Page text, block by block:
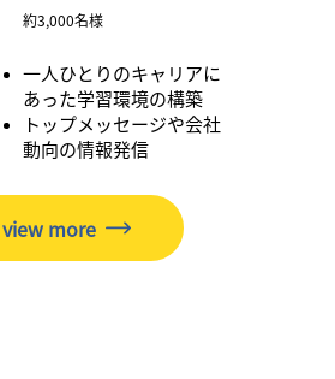
一人ひとりのキャリアに
あった学習環境の構築
トップメッセージや会社
動向の情報発信
約3,000名様
view more